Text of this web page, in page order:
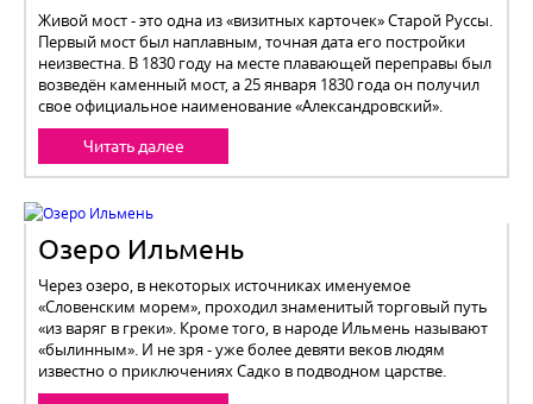
Живой мост - это одна из «визитных карточек» Старой Руссы.
Первый мост был наплавным, точная дата его постройки
неизвестна. В 1830 году на месте плавающей переправы был
возведён каменный мост, а 25 января 1830 года он получил
свое официальное наименование «Александровский».
Читать далее
Озеро Ильмень
Через озеро, в некоторых источниках именуемое
«Словенским морем», проходил знаменитый торговый путь
«из варяг в греки». Кроме того, в народе Ильмень называют
«былинным». И не зря - уже более девяти веков людям
известно о приключениях Садко в подводном царстве.